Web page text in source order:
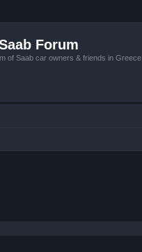
Forum
of Saab car owners & friends in Greece